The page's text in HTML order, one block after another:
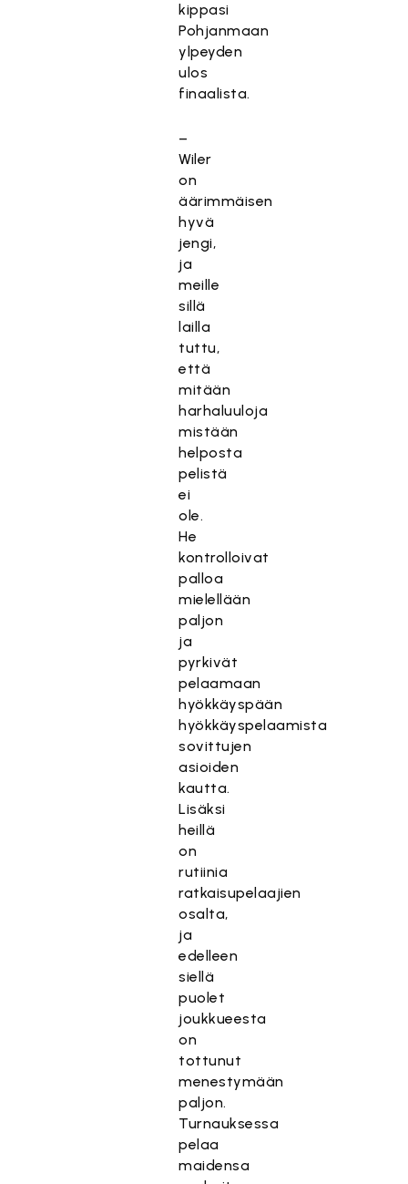
kippasi
Pohjanmaan
ylpeyden
ulos
finaalista.
–
Wiler
on
äärimmäisen
hyvä
jengi,
ja
meille
sillä
lailla
tuttu,
että
mitään
harhaluuloja
mistään
helposta
pelistä
ei
ole.
He
kontrolloivat
palloa
mielellään
paljon
ja
pyrkivät
pelaamaan
hyökkäyspään
hyökkäyspelaamista
sovittujen
asioiden
kautta.
Lisäksi
heillä
on
rutiinia
ratkaisupelaajien
osalta,
ja
edelleen
siellä
puolet
joukkueesta
on
tottunut
menestymään
paljon.
Turnauksessa
pelaa
maidensa